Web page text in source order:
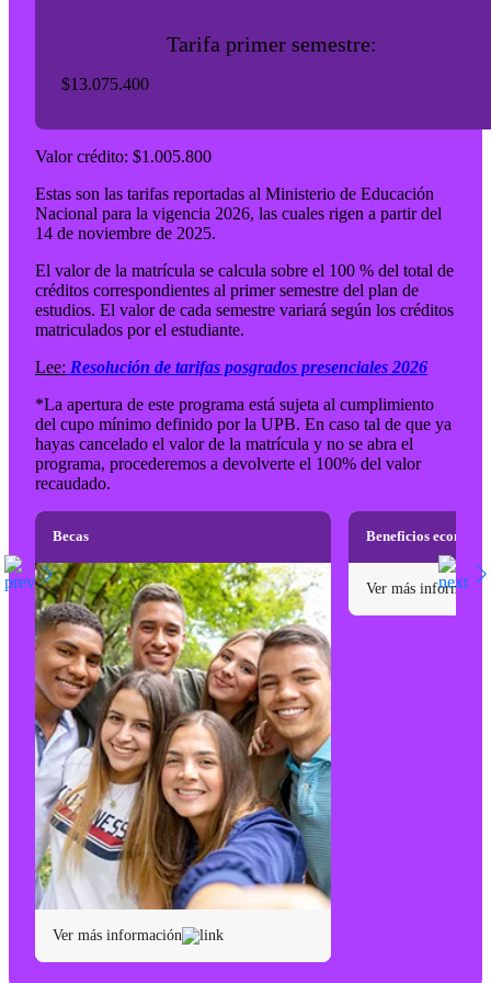
Tarifa primer semestre:
$13.075.400
Valor crédito: $1.005.800
Estas son las tarifas reportadas al Ministerio de Educación
Nacional para la vigencia 2026, las cuales rigen a partir del
14 de noviembre de 2025.
El valor de la matrícula se calcula sobre el 100 % del total de
créditos correspondientes al primer semestre del plan de
estudios. El valor de cada semestre variará según los créditos
matriculados por el estudiante.
Lee: Resolución de tarifas posgrados presenciales 2026
*La apertura de este programa está sujeta al cumplimiento
del cupo mínimo definido por la UPB. En caso tal de que ya
hayas cancelado el valor de la matrícula y no se abra el
programa, procederemos a devolverte el 100% del valor
recaudado.
Becas
Ver más información
Beneficios
Ver más